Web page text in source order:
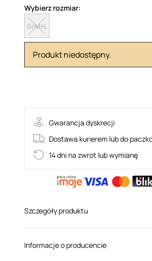
Wybierz rozmiar:
S/M/L
Produkt niedostępny.
Gwarancja dyskrecji
Dostawa kurierem lub do
14 dni na zwrot lub wymianę
Szczegóły produktu
Informacje o producencie